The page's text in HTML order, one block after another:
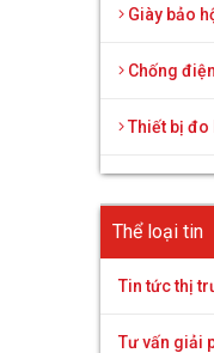
Giày bảo
Chống
Thiết bị đo
Thể loại tin
Tin tức thị
Tư vấn giải